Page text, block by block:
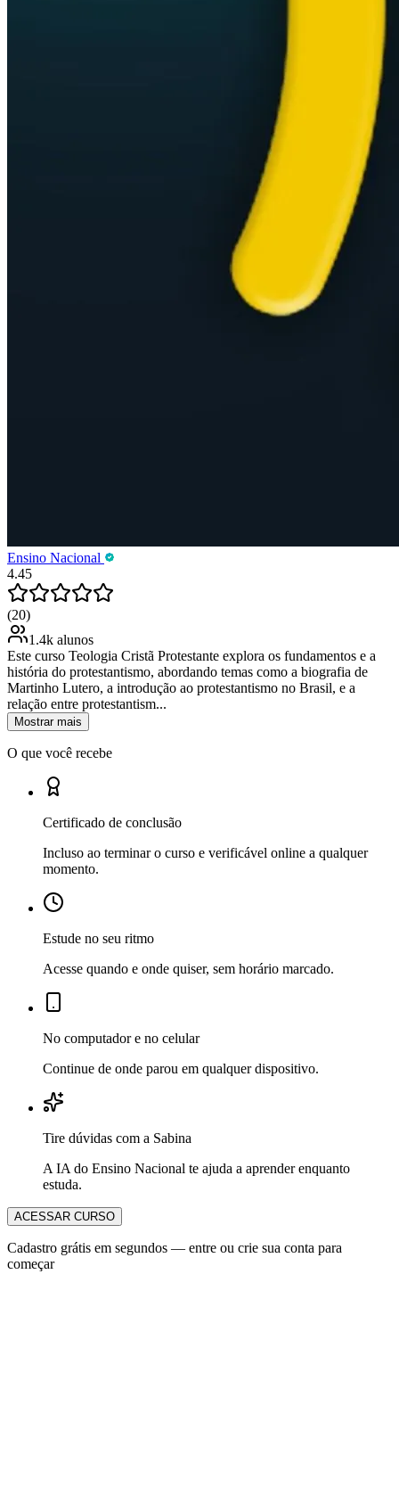
Ensino Nacional
4.45
(20)
1.4k alunos
Este curso Teologia Cristã Protestante explora os fundamentos e a
história do protestantismo, abordando temas como a biografia de
Martinho Lutero, a introdução ao protestantismo no Brasil, e a
relação entre protestantism...
Mostrar mais
O que você recebe
Certificado de conclusão
Incluso ao terminar o curso e verificável online a qualquer
momento.
Estude no seu ritmo
Acesse quando e onde quiser, sem horário marcado.
No computador e no celular
Continue de onde parou em qualquer dispositivo.
Tire dúvidas com a Sabina
A IA do Ensino Nacional te ajuda a aprender enquanto
estuda.
ACESSAR CURSO
Cadastro grátis em segundos — entre ou crie sua conta para
começar